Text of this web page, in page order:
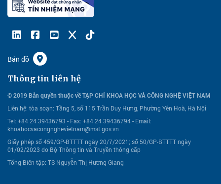
Bản đồ
Thông tin liên hệ
© 2019 Bản quyền thuộc về TẠP CHÍ KHOA HỌC VÀ CÔNG NGHỆ VIỆT NAM
Liên hệ: tòa soạn: Tầng 5, số 115 Trần Duy Hưng, Phường Yên Hoà, Hà Nội
Tel: +84 24 39436793 - Fax: +84 24 39436794 - Email:
khoahocvacongnghevietnam@mst.gov.vn
Giấy phép số 459/GP-BTTTT ngày 20/7/2021; số 50/GP-BTTTT ngày
01/02/2023 do Bộ Thông tin và Truyền thông cấp
Tổng Biên tập: TS Nguyễn Thị Hương Giang